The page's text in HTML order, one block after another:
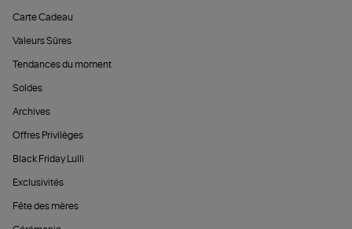
Carte Cadeau
Valeurs Sûres
Tendances du moment
Soldes
Archives
Offres Privilèges
Black Friday Lulli
Exclusivités
Fête des mères